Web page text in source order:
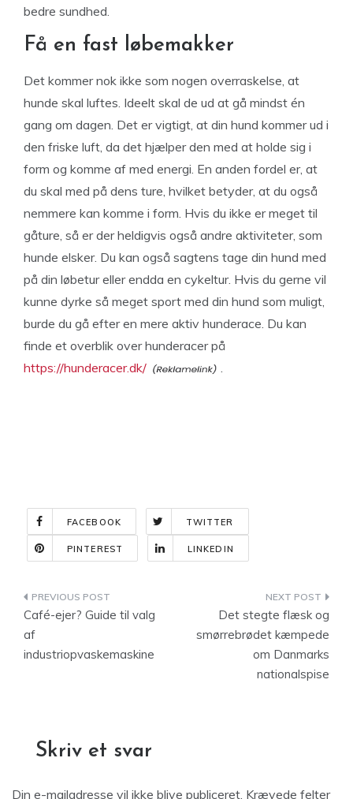
bedre sundhed.
Få en fast løbemakker
Det kommer nok ikke som nogen overraskelse, at
hunde skal luftes. Ideelt skal de ud at gå mindst én
gang om dagen. Det er vigtigt, at din hund kommer ud i
den friske luft, da det hjælper den med at holde sig i
form og komme af med energi. En anden fordel er, at
du skal med på dens ture, hvilket betyder, at du også
nemmere kan komme i form. Hvis du ikke er meget til
gåture, så er der heldigvis også andre aktiviteter, som
hunde elsker. Du kan også sagtens tage din hund med
på din løbetur eller endda en cykeltur. Hvis du gerne vil
kunne dyrke så meget sport med din hund som muligt,
burde du gå efter en mere aktiv hunderace. Du kan
finde et overblik over hunderacer på
https://hunderacer.dk/
.
FACEBOOK TWITTER
PINTEREST LINKEDIN
Indlægsnavigation
Café-ejer? Guide til valg
af
industriopvaskemaskine
Det stegte flæsk og
smørrebrødet kæmpede
om Danmarks
nationalspise
Skriv et svar
Din e-mailadresse vil ikke blive publiceret. Krævede felter